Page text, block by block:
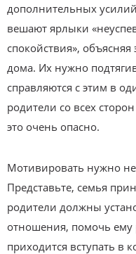
дополнительных
вешают ярлыки
спокойствия», объясняя
дома. Их нужно
справляются с этим в
родители со всех
это очень опасно.
Мотивировать нужно
Представьте, семья
родители должны
отношения, помочь ему
приходится вступать в